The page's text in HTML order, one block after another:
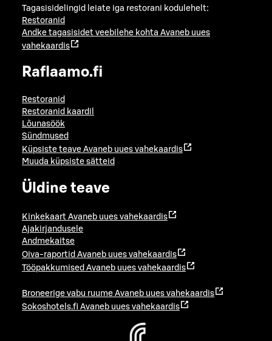
Tagasisidelingid leiate iga restorani kodulehelt:
Restoranid
Andke tagasisidet veebilehe kohta Avaneb uues
vahekaardis
Raflaamo.fi
Restoranid
Restoranid kaardil
Lõunasöök
Sündmused
Küpsiste teave Avaneb uues vahekaardis
Muuda küpsiste sätteid
Üldine teave
Kinkekaart Avaneb uues vahekaardis
Ajakirjandusele
Andmekaitse
Oiva-raportid Avaneb uues vahekaardis
Tööpakkumised Avaneb uues vahekaardis
Broneerige vabu ruume Avaneb uues vahekaardis
Sokoshotels.fi Avaneb uues vahekaardis